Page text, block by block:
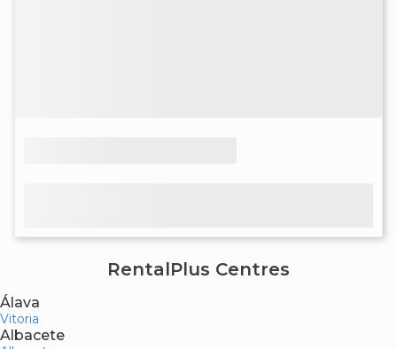
RentalPlus Centres
Álava
Vitoria
Albacete